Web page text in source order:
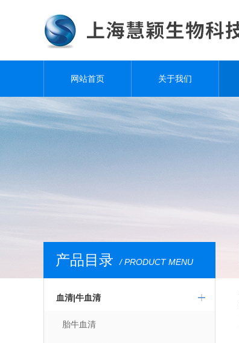
网站首页 关于我们
产品目录 / PRODUCT MENU
血清|牛血清
胎牛血清